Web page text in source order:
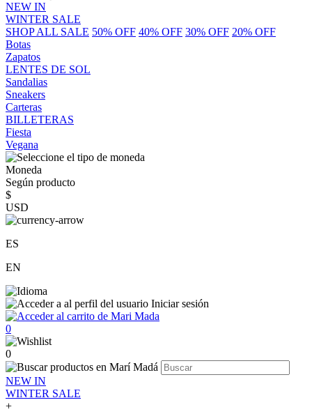
NEW IN
WINTER SALE
SHOP ALL SALE 50% OFF 40% OFF 30% OFF 20% OFF
Botas
Zapatos
LENTES DE SOL
Sandalias
Sneakers
Carteras
BILLETERAS
Fiesta
Vegana
Moneda
Según producto
$
USD
ES
EN
Iniciar sesión
0
0
NEW IN
WINTER SALE
+